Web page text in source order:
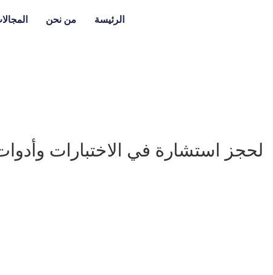
الرئيسة من نحن
لحجز استشارة في الاختبارات وأدوات